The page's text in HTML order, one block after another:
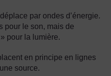
par ondes d’énergie.
pour le son, mais de
pour la lumière.
en principe en lignes
source.